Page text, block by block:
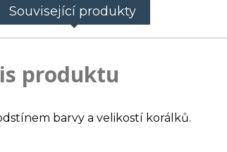
Související produkty
produktu
barvy a velikostí korálků.